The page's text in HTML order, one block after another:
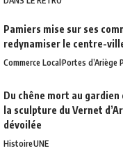
Pamiers mise sur ses
redynamiser le centre-
Commerce LocalPortes d’Ariège
Du chêne mort au gardien
la sculpture du Vernet
dévoilée
HistoireUNE